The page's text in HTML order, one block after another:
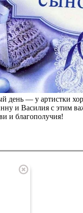
день — у артистки
и Василия с этим
и благополучия!